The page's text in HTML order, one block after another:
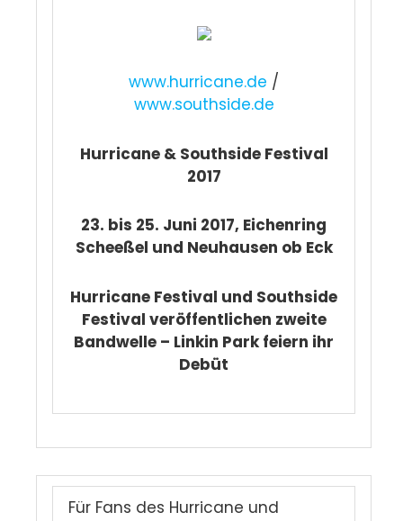
www.hurricane.de /
www.southside.de
Hurricane & Southside Festival
2017
23. bis 25. Juni 2017, Eichenring
Scheeßel und Neuhausen ob Eck
Hurricane Festival und Southside
Festival veröffentlichen zweite
Bandwelle – Linkin Park feiern ihr
Debüt
Für Fans des Hurricane und